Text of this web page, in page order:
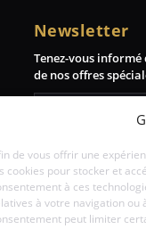
de vous offrir une
cookies pour stocker et
à ces
à votre navigation ou
peut limiter
Newsletter
Tenez-vous informé
de nos offres